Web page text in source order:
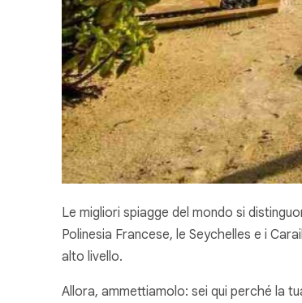
Le migliori spiagge del mondo si
Polinesia Francese, le Seychelles e i
alto livello.
Allora, ammettiamolo: sei qui perché la